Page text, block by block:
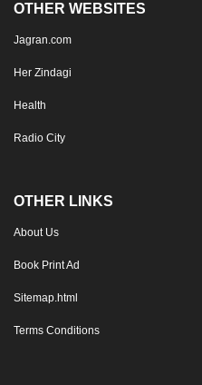
OTHER WEBSITES
Jagran.com
Her Zindagi
Health
Radio City
OTHER LINKS
About Us
Book Print Ad
Sitemap.html
Terms Conditions